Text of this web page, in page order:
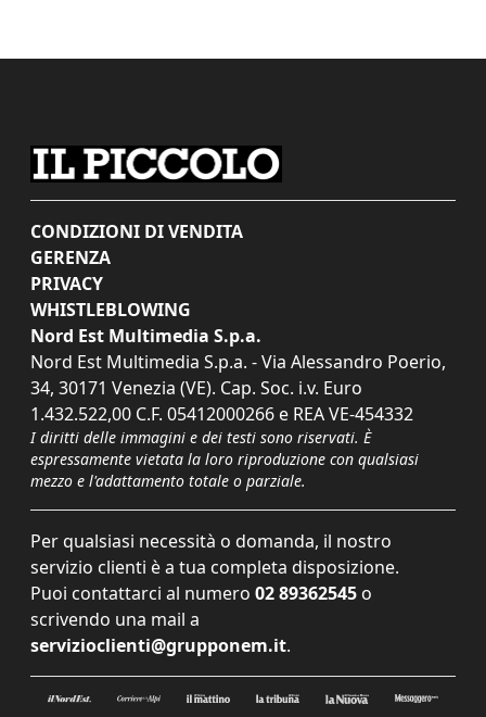
CONDIZIONI DI VENDITA
GERENZA
PRIVACY
WHISTLEBLOWING
Nord Est Multimedia S.p.a.
Nord Est Multimedia S.p.a. - Via Alessandro Poerio,
34, 30171 Venezia (VE). Cap. Soc. i.v. Euro
1.432.522,00 C.F. 05412000266 e REA VE-454332
I diritti delle immagini e dei testi sono riservati. È
espressamente vietata la loro riproduzione con qualsiasi
mezzo e l'adattamento totale o parziale.
Per qualsiasi necessità o domanda, il nostro
servizio clienti è a tua completa disposizione.
Puoi contattarci al numero 02 89362545 o
scrivendo una mail a
servizioclienti@grupponem.it.